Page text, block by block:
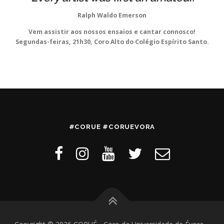
Ralph Waldo Emerson
Vem assistir aos nossos ensaios e cantar connosco!
Segundas-feiras, 21h30, Coro Alto do Colégio Espírito Santo.
#CORUE #CORUEVORA